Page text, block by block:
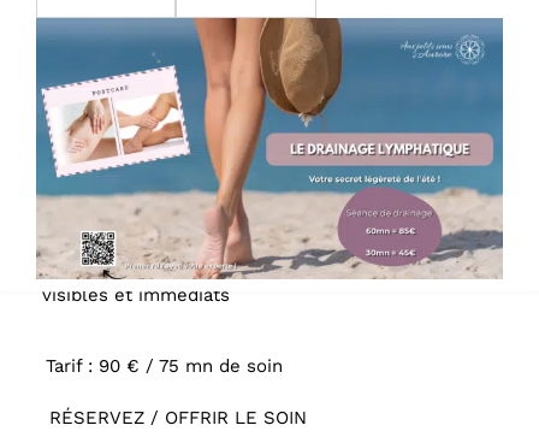
Soin Peau Parfaite 60mn
Soin intensif hautement concentré en
actifs Ph Formula, ciblant l’éclat et la
régénération cellulaire pour des résultats
visibles et immédiats
Tarif : 90 € / 75 mn de soin
RÉSERVEZ / OFFRIR LE SOIN